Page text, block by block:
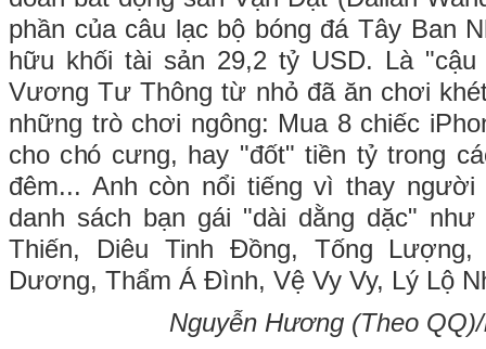
phần của câu lạc bộ bóng đá Tây Ban
hữu khối tài sản 29,2 tỷ USD. Là
Vương Tư Thông từ nhỏ đã ăn chơi
những trò chơi ngông: Mua 8 chiếc
cho chó cưng, hay "đốt" tiền tỷ trong
đêm... Anh còn nổi tiếng vì thay
danh sách bạn gái "dài dằng dặc"
Thiến, Diêu Tinh Đồng, Tống
Dương, Thẩm Á Đình, Vệ Vy Vy, Lý Lộ
Nguyễn Hương (Theo